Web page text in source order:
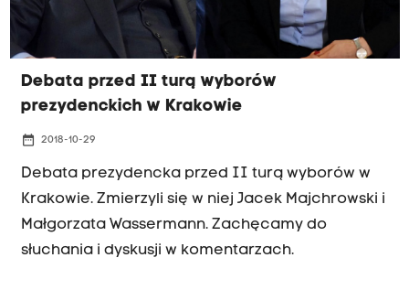
Debata przed II turą wyborów
prezydenckich w Krakowie
date_range 2018-10-29
Debata prezydencka przed II turą wyborów w
Krakowie. Zmierzyli się w niej Jacek Majchrowski i
Małgorzata Wassermann. Zachęcamy do
słuchania i dyskusji w komentarzach.